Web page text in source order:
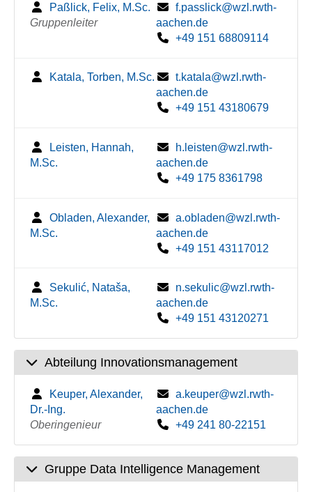
Paßlick, Felix, M.Sc.
Gruppenleiter
f.passlick@wzl.rwth-
aachen.de
+49 151 68809114
Katala, Torben, M.Sc.
t.katala@wzl.rwth-
aachen.de
+49 151 43180679
Leisten, Hannah,
M.Sc.
h.leisten@wzl.rwth-
aachen.de
+49 175 8361798
Obladen, Alexander,
M.Sc.
a.obladen@wzl.rwth-
aachen.de
+49 151 43117012
Sekulić, Nataša,
M.Sc.
n.sekulic@wzl.rwth-
aachen.de
+49 151 43120271
Abteilung Innovationsmanagement
Keuper, Alexander,
Dr.-Ing.
Oberingenieur
a.keuper@wzl.rwth-
aachen.de
+49 241 80-22151
Gruppe Data Intelligence Management